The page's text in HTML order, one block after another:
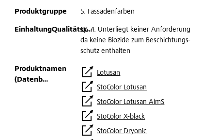
5: Fassadenfarben
QS 4: Unterliegt keiner Anforderung
da keine Biozide zum Beschichtungs-
schutz enthalten
Lotusan
StoColor Lotusan
StoColor Lotusan AimS
StoColor X-black
StoColor Dryonic